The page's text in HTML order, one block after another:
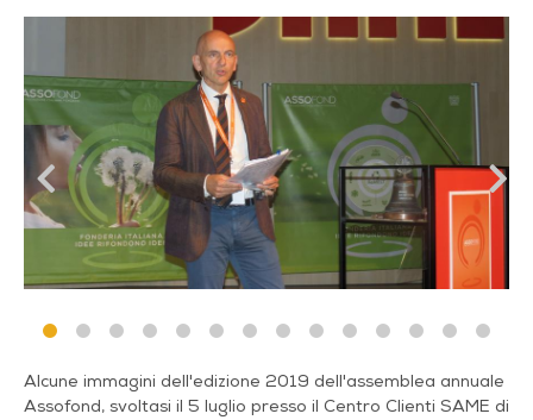
Alcune immagini dell'edizione 2019 dell'assemblea annuale
Assofond, svoltasi il 5 luglio presso il Centro Clienti SAME di